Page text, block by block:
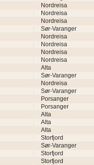
Nordreisa
Nordreisa
Nordreisa
Sør-Varanger
Nordreisa
Nordreisa
Nordreisa
Nordreisa
Alta
Sør-Varanger
Nordreisa
Sør-Varanger
Porsanger
Porsanger
Alta
Alta
Alta
Storfjord
Sør-Varanger
Storfjord
Storfjord